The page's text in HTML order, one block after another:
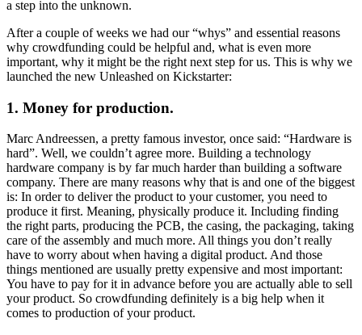
a step into the unknown.
After a couple of weeks we had our “whys” and essential reasons
why crowdfunding could be helpful and, what is even more
important, why it might be the right next step for us. This is why we
launched the new Unleashed on Kickstarter:
1. Money for production.
Marc Andreessen, a pretty famous investor, once said: “Hardware is
hard”. Well, we couldn’t agree more. Building a technology
hardware company is by far much harder than building a software
company. There are many reasons why that is and one of the biggest
is: In order to deliver the product to your customer, you need to
produce it first. Meaning, physically produce it. Including finding
the right parts, producing the PCB, the casing, the packaging, taking
care of the assembly and much more. All things you don’t really
have to worry about when having a digital product. And those
things mentioned are usually pretty expensive and most important:
You have to pay for it in advance before you are actually able to sell
your product. So crowdfunding definitely is a big help when it
comes to production of your product.